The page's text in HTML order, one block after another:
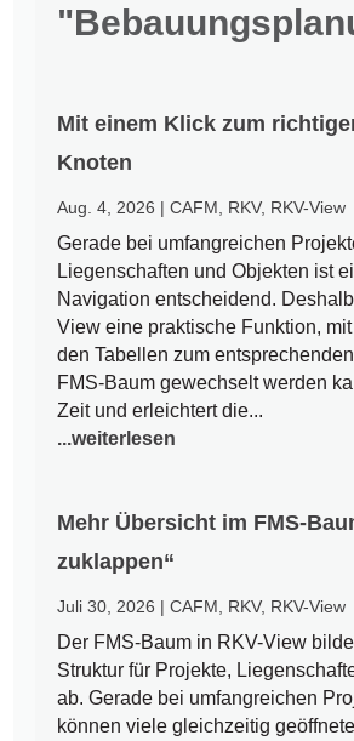
Mit einem Klick zum
Knoten
Aug. 4, 2026 |CAFM RKV, RKV-View
Gerade bei umfangreichen
Liegenschaften und Objekten ist
Navigation entscheidend.
View eine praktische Funktion,
den Tabellen zum
FMS-Baum gewechselt werden
Zeit und erleichtert die...
...weiterlesen
Mehr Übersicht im FMS-
zuklappen“
Juli 30, 2026 |CAFM RKV, RKV-View
Der FMS-Baum in RKV-View
Struktur für Projekte,
ab. Gerade bei umfangreichen
können viele gleichzeitig